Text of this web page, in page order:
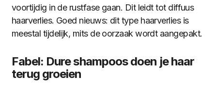
voortijdig in de rustfase gaan. Dit leidt tot diffuus
haarverlies. Goed nieuws: dit type haarverlies is
meestal tijdelijk, mits de oorzaak wordt aangepakt.
Fabel: Dure shampoos doen je haar
terug groeien